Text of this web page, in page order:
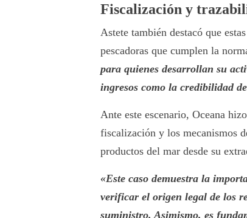
Fiscalización y
Astete también destacó que
pescadoras que cumplen la
para quienes desarrollan su
ingresos como la credibilidad
Ante este escenario, Oceana
fiscalización y los mecanismos
productos del mar desde su
«Este caso demuestra la
verificar el origen legal de los
suministro. Asimismo, es